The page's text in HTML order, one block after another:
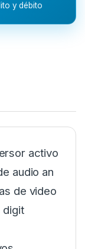
y débito
activo
audio an
de video
digit